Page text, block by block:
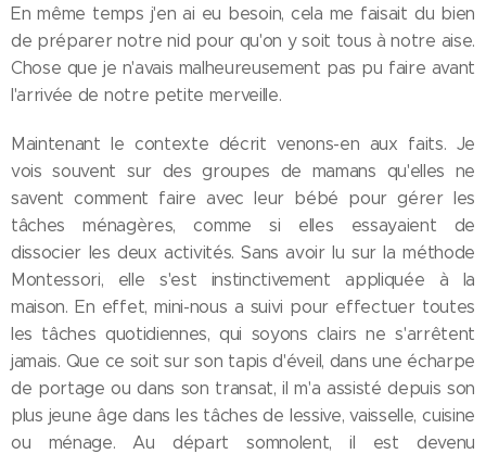
En même temps j'en ai eu besoin, cela me faisait du bien
de préparer notre nid pour qu'on y soit tous à notre aise.
Chose que je n'avais malheureusement pas pu faire avant
l'arrivée de notre petite merveille.
Maintenant le contexte décrit venons-en aux faits. Je
vois souvent sur des groupes de mamans qu'elles ne
savent comment faire avec leur bébé pour gérer les
tâches ménagères, comme si elles essayaient de
dissocier les deux activités. Sans avoir lu sur la méthode
Montessori, elle s'est instinctivement appliquée à la
maison. En effet, mini-nous a suivi pour effectuer toutes
les tâches quotidiennes, qui soyons clairs ne s'arrêtent
jamais. Que ce soit sur son tapis d'éveil, dans une écharpe
de portage ou dans son transat, il m'a assisté depuis son
plus jeune âge dans les tâches de lessive, vaisselle, cuisine
ou ménage. Au départ somnolent, il est devenu